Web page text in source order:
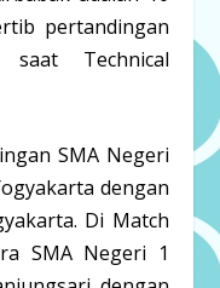
pertandingan
saat Technical
SMA Negeri
dengan
Di Match
SMA Negeri 1